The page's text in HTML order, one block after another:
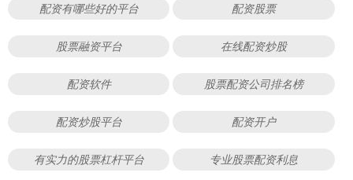
配资有哪些好的平台 配资股票
股票融资平台 在线配资炒股
配资软件 股票配资公司排名榜
配资炒股平台 配资开户
有实力的股票杠杆平台 专业股票配资利息